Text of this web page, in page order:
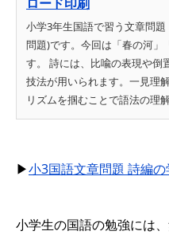
小学3年生国語で習う文章問
問題)です。今回は「春の河」
す。 詩には、比喩の表現や倒
技法が用いられます。一見理
リズムを掴むことで語法の理
▶小3国語文章問題 詩編の
小学生の国語の勉強には